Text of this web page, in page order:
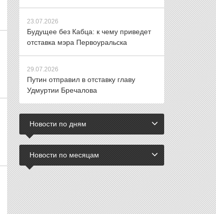
23.07.2026
Будущее без Кабца: к чему приведет
отставка мэра Первоуральска
29.07.2026
Путин отправил в отставку главу
Удмуртии Бречалова
Новости по дням
Новости по месяцам